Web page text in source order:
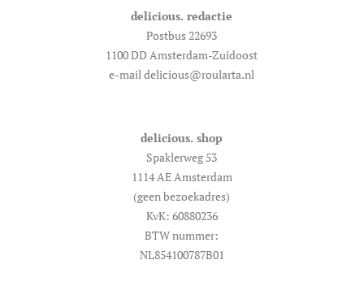
delicious. redactie
Postbus 22693
1100 DD Amsterdam-Zuidoost
e-mail delicious@roularta.nl
delicious. shop
Spaklerweg 53
1114 AE Amsterdam
(geen bezoekadres)
KvK: 60880236
BTW nummer:
NL854100787B01